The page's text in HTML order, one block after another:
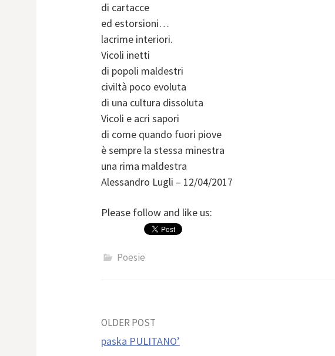
di cartacce
ed estorsioni…
lacrime interiori.
Vicoli inetti
di popoli maldestri
civiltà poco evoluta
di una cultura dissoluta
Vicoli e acri sapori
di come quando fuori piove
è sempre la stessa minestra
una rima maldestra
Alessandro Lugli – 12/04/2017
Please follow and like us:
Poesie
Post
OLDER POST
paska PULITANO’